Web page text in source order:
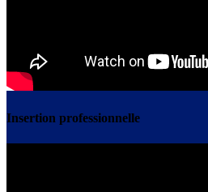
Insertion professionnelle